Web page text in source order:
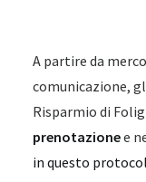
A partire da
comunicazione,
Risparmio di
prenotazionee
in questo